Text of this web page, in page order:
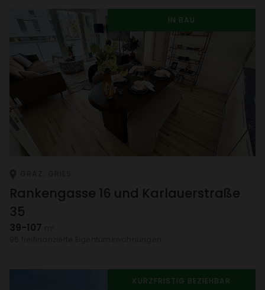
IN BAU
Ranken­gasse 16 und Karlau­er­straße
35
39-107
KURZ­FRISTIG BEZIEHBAR